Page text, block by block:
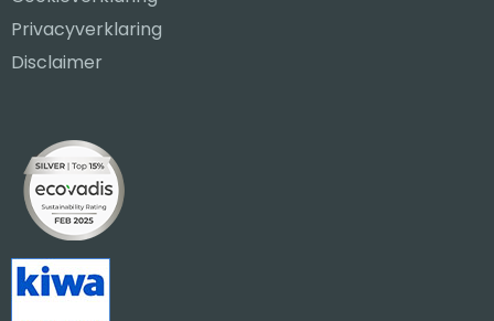
Privacyverklaring
Disclaimer